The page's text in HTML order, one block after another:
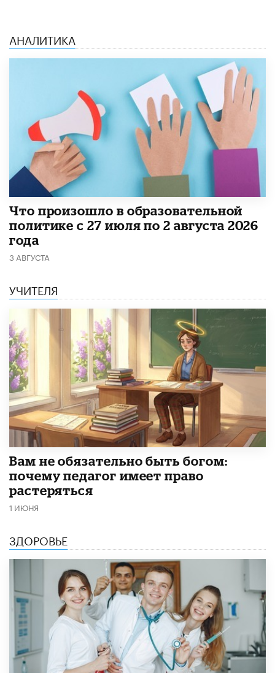
АНАЛИТИКА
​Что произошло в образовательной
политике с 27 июля по 2 августа 2026
года
3 АВГУСТА
УЧИТЕЛЯ
​Вам не обязательно быть богом:
почему педагог имеет право
растеряться
1 ИЮНЯ
ЗДОРОВЬЕ